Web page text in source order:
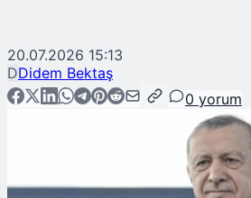
20.07.2026 15:13
DDidem Bektaş
0 yorum